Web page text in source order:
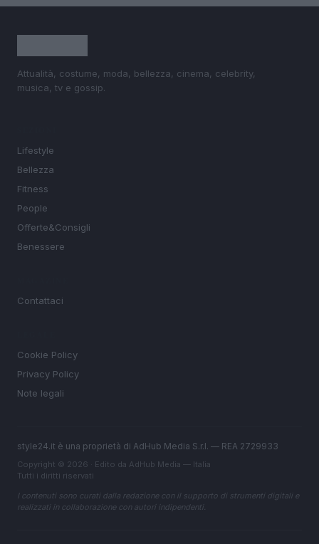
Attualità, costume, moda, bellezza, cinema, celebrity,
musica, tv e gossip.
Lifestyle
Bellezza
Fitness
People
Offerte&Consigli
Benessere
Contattaci
Cookie Policy
Privacy Policy
Note legali
style24.it è una proprietà di AdHub Media S.r.l. — REA 2729933
Copyright © 2026 · Edito da AdHub Media — Italia
Tutti i diritti riservati
I contenuti sono curati dalla redazione con il supporto di strumenti digitali e
realizzati in collaborazione con autori indipendenti.